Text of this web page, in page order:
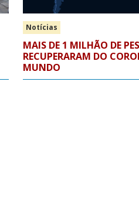
Notícias
MAIS DE 1 MILHÃO DE
RECUPERARAM DO
MUNDO